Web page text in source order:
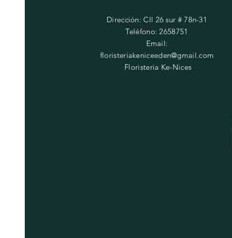
Dirección: Cll 26 sur # 78n-31
Teléfono: 2658751
Email:
floristeriakeniceeden@gmail.com
Floristeria Ke-Nices